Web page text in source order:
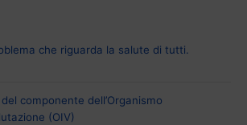
che riguarda la salute di tutti.
componente dell’Organismo
(OIV)